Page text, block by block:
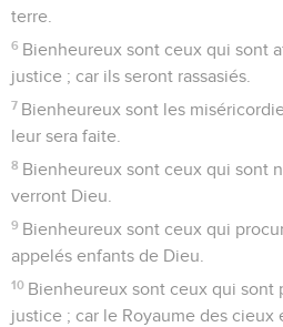
terre.
6 Bienheureux sont ceux qui sont
justice ; car ils seront rassasiés.
7 Bienheureux sont les
leur sera faite.
8 Bienheureux sont ceux qui sont
verront Dieu.
9 Bienheureux sont ceux qui
appelés enfants de Dieu.
10 Bienheureux sont ceux qui sont
justice ; car le Royaume des cieux